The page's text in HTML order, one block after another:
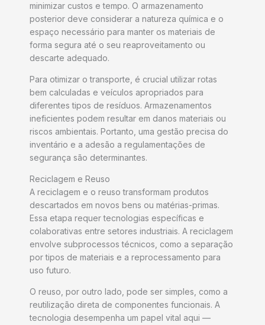
minimizar custos e tempo. O armazenamento
posterior deve considerar a natureza química e o
espaço necessário para manter os materiais de
forma segura até o seu reaproveitamento ou
descarte adequado.
Para otimizar o transporte, é crucial utilizar rotas
bem calculadas e veículos apropriados para
diferentes tipos de resíduos. Armazenamentos
ineficientes podem resultar em danos materiais ou
riscos ambientais. Portanto, uma gestão precisa do
inventário e a adesão a regulamentações de
segurança são determinantes.
Reciclagem e Reuso
A reciclagem e o reuso transformam produtos
descartados em novos bens ou matérias-primas.
Essa etapa requer tecnologias específicas e
colaborativas entre setores industriais. A reciclagem
envolve subprocessos técnicos, como a separação
por tipos de materiais e a reprocessamento para
uso futuro.
O reuso, por outro lado, pode ser simples, como a
reutilização direta de componentes funcionais. A
tecnologia desempenha um papel vital aqui —